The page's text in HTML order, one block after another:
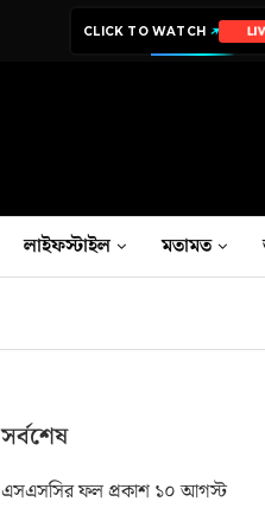
CLICK TO WATCH
লাইফস্টাইল মতামত
সর্বশেষ
এসএসসির ফল প্রকাশ ১০ আগস্ট